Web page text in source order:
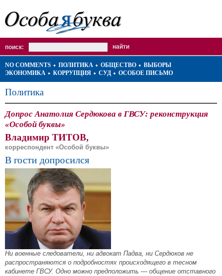
поиск:
NO COMMENTS ПОЛИТИКА ОБЩЕСТВО
ВЫБОРЫ
ЭКОНОМИКА
КОРРУПЦИЯ СУД ОСОБОЕ ПИСЬМО
Политика
Допрос Анатолия Сердюкова в ГВСУ: реконструкция
«Особой буквы»
Владимир ТИТОВ,
корреспондент «Особой буквы»
В гости допросился
Ни военные следователи, ни адвокат Падва, ни Сердюков не
распространяются о подробностях происходящего в тесном
кабинете ГВСУ. Одно можно предположить — общение отставного